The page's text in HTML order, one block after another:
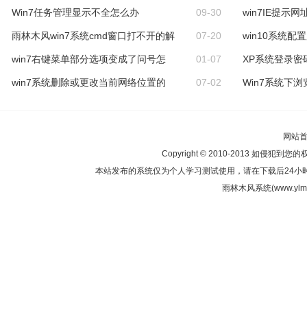
Win7任务管理显示不全怎么办 09-30 win7IE提示网
雨林木风win7系统cmd窗口打不开的解 07-20 win10系统配
win7右键菜单部分选项变成了问号怎 01-07 XP系统登录密
win7系统删除或更改当前网络位置的 07-02 Win7系统下浏
网站
Copyright © 2010-2013 如侵犯到您的
本站发布的系统仅为个人学习测试使用，请在下载后24
雨林木风系统